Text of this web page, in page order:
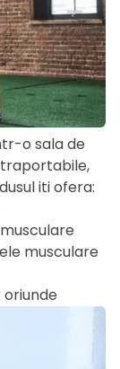
o sala de
iti ofera:
musculare